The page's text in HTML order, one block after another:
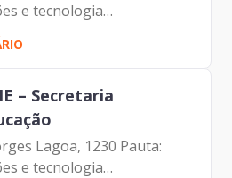
e tecnologia
Nogueira Dantas Isabela
Malde Maria Vilas
– Secretaria
Lagoa, 1230 Pauta:
e tecnologia